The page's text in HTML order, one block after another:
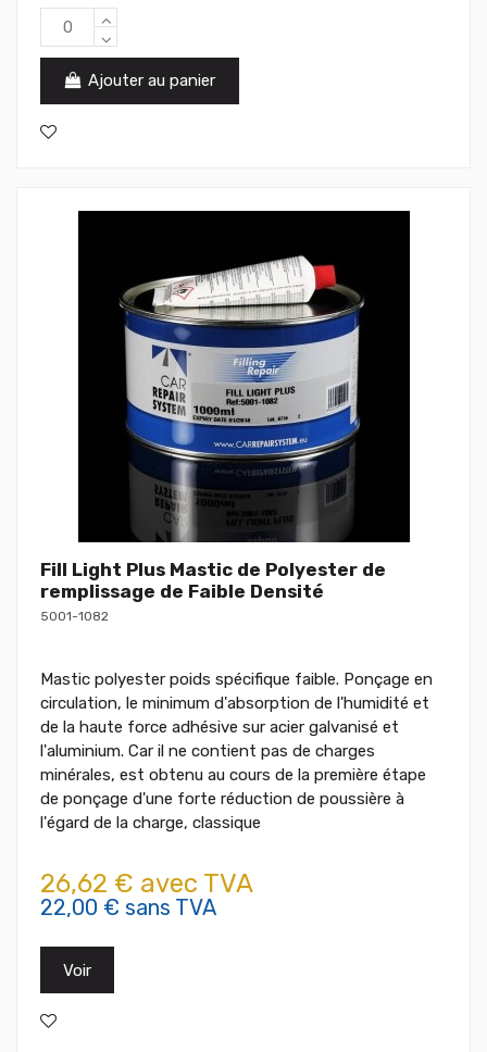
Ajouter au panier
Fill Light Plus Mastic de Polyester de
remplissage de Faible Densité
5001-1082
Mastic polyester poids spécifique faible. Ponçage en
circulation, le minimum d'absorption de l'humidité et
de la haute force adhésive sur acier galvanisé et
l'aluminium. Car il ne contient pas de charges
minérales, est obtenu au cours de la première étape
de ponçage d'une forte réduction de poussière à
l'égard de la charge, classique
26,62 € avec TVA
22,00 € sans TVA
Voir